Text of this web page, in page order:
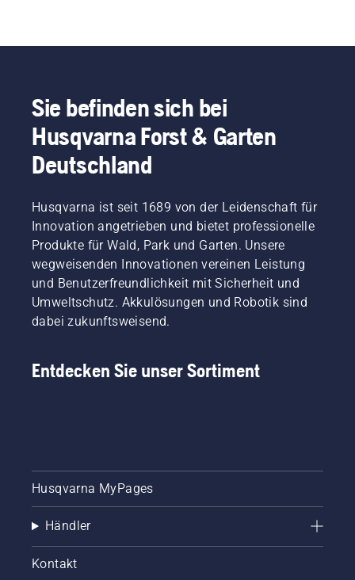
Sie befinden sich bei
Husqvarna Forst & Garten
Deutschland
Husqvarna ist seit 1689 von der Leidenschaft für
Innovation angetrieben und bietet professionelle
Produkte für Wald, Park und Garten. Unsere
wegweisenden Innovationen vereinen Leistung
und Benutzerfreundlichkeit mit Sicherheit und
Umweltschutz. Akkulösungen und Robotik sind
dabei zukunftsweisend.
Entdecken Sie unser Sortiment
Husqvarna MyPages
Händler
Kontakt